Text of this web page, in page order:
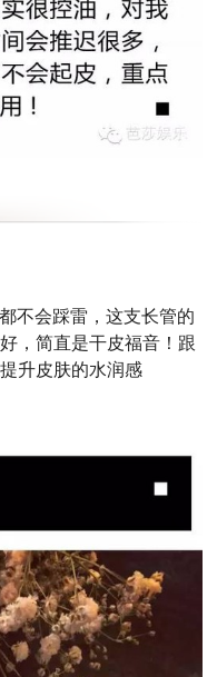
不会踩雷，这支长管的
，简直是干皮福音！ 跟
升皮肤的水润感